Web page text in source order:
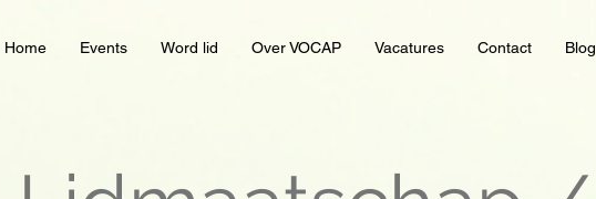
Home Events Word lid Over VOCAP Vacatures Contact Blog